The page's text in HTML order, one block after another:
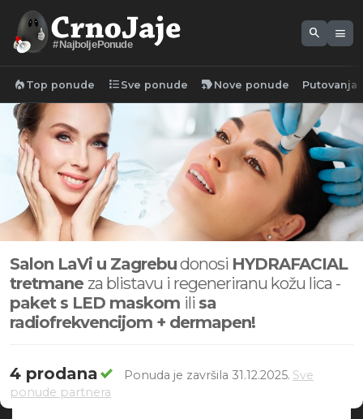
#NajboljePonude
search menu
local_fire_department Top ponude format_list_bulleted Sve ponude new_label Nove ponude Putovanja
Salon LaVi u Zagrebudonosi HYDRAFACIAL
tretmane za blistavu i regeneriranu kožu lica -
paket s LED maskom ili sa
radiofrekvencijom + dermapen!
4 prodana Ponuda je završila 31.12.2025. Sve
ponude partnera